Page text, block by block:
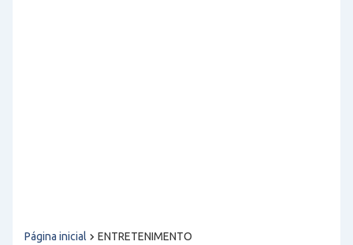
Página inicial ENTRETENIMENTO